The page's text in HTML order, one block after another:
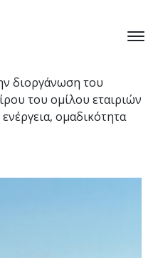
είχε την χαρά και
διοργάνωση του
του ομίλου εταιριών
ομαδικότητα